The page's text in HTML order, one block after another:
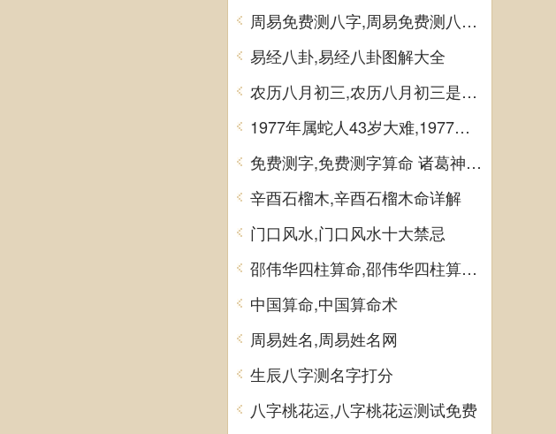
周易免费测八字,周易免费测八字 生辰八字测算
易经八卦,易经八卦图解大全
农历八月初三,农历八月初三是什么日子
1977年属蛇人43岁大难,1977年属蛇人43岁大难如何化解
免费测字,免费测字算命 诸葛神算测字
辛酉石榴木,辛酉石榴木命详解
门口风水,门口风水十大禁忌
邵伟华四柱算命,邵伟华四柱算命详解
中国算命,中国算命术
周易姓名,周易姓名网
生辰八字测名字打分
八字桃花运,八字桃花运测试免费